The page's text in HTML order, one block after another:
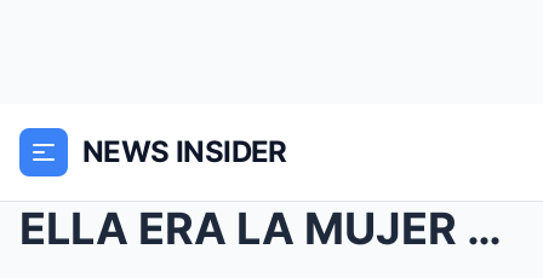
NEWS INSIDER
ELLA ERA LA MUJER MÁS RICA DE MÉXICO PERO SU ALMA ...